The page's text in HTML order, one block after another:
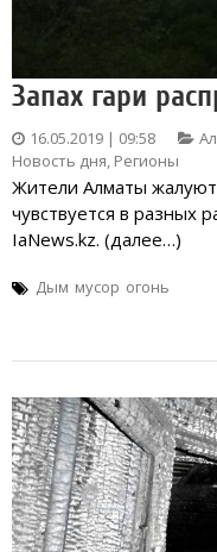
Запах гари
16.05.2019 | 09:58
Новость дня, Регионы
Жители Алматы
чувствуется в разных
IaNews.kz. (далее…)
Дым мусор огонь